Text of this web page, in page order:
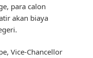
para calon
akan biaya
Vice-Chancellor